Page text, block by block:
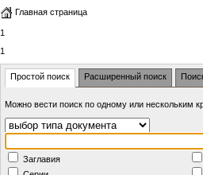
Главная страница
1
1
Простой поиск Расширенный поиск
Можно вести поиск по одному или нескольким
Заглавия